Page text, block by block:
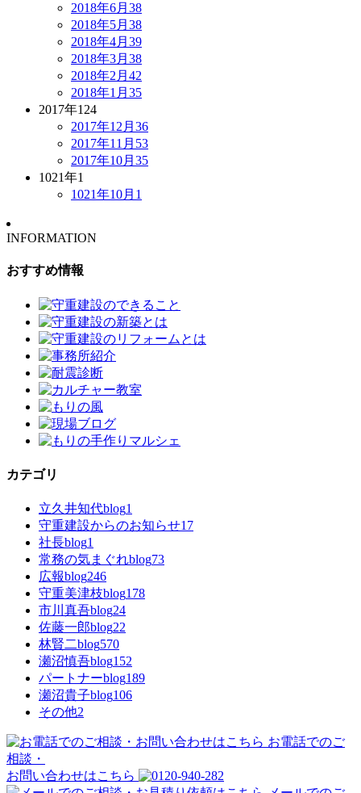
2018年6月 38
2018年5月 38
2018年4月 39
2018年3月 38
2018年2月 42
2018年1月 35
2017年124
2017年12月 36
2017年11月 53
2017年10月 35
1021年1
1021年10月 1
INFORMATION
おすすめ情報
カテゴリ
立久井知代blog1
守重建設からのお知らせ17
社長blog1
常務の気まぐれblog73
広報blog246
守重美津枝blog178
市川真吾blog24
佐藤一郎blog22
林賢二blog570
瀬沼慎吾blog152
パートナーblog189
瀬沼貴子blog106
その他2
お電話でのご
相談・
お問い合わせはこちら